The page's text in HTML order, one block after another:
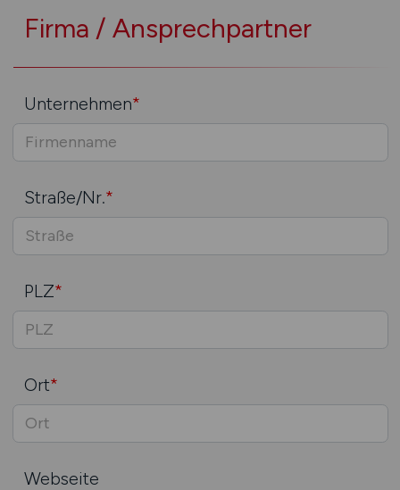
Firma / Ansprechpartner
Unternehmen*
Straße/Nr.*
PLZ*
Ort*
Webseite